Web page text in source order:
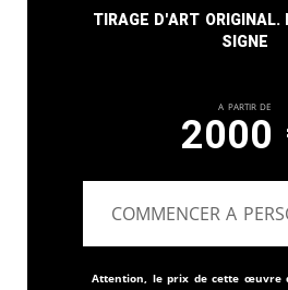
Tirage d'art original.
signe
A partir de
2000
COMMENCER A
Attention, le prix de cette œuvre